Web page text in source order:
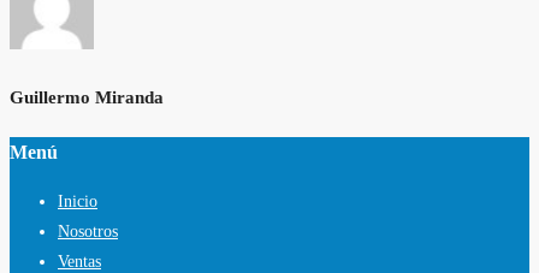
Guillermo Miranda
Menú
Inicio
Nosotros
Ventas